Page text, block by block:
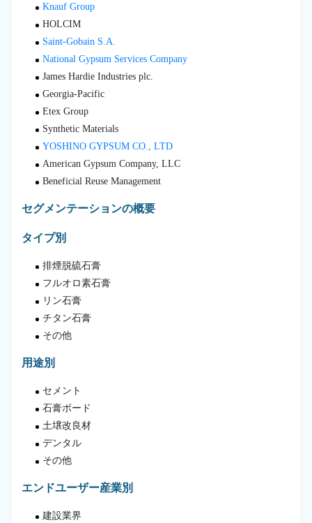
Knauf Group
HOLCIM
Saint-Gobain S.A.
National Gypsum Services Company
James Hardie Industries plc.
Georgia-Pacific
Etex Group
Synthetic Materials
YOSHINO GYPSUM CO., LTD
American Gypsum Company, LLC
Beneficial Reuse Management
セグメンテーションの概要
タイプ別
排煙脱硫石膏
フルオロ素石膏
リン石膏
チタン石膏
その他
用途別
セメント
石膏ボード
土壌改良材
デンタル
その他
エンドユーザー産業別
建設業界